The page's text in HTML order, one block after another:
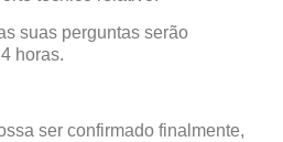
suas perguntas serão
horas.
ser confirmado finalmente,